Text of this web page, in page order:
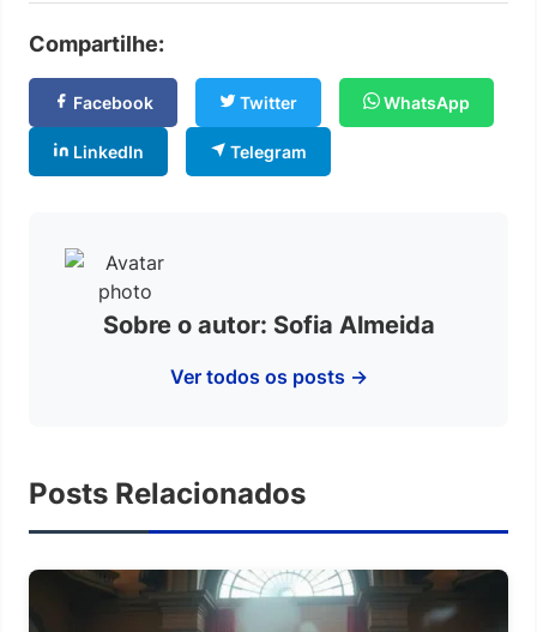
Compartilhe:
Facebook Twitter WhatsApp
LinkedIn Telegram
Sobre o autor: Sofia Almeida
Ver todos os posts →
Posts Relacionados